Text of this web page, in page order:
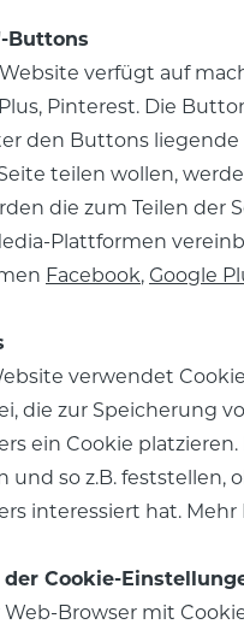
Buttons
verfügt auf
Pinterest. Die
den Buttons
teilen wollen,
die zum Teilen der
Plattformen
Facebook, Google
verwendet
die zur Speicherung
ein Cookie
und so z.B.
interessiert hat.
Cookie-
Browser mit